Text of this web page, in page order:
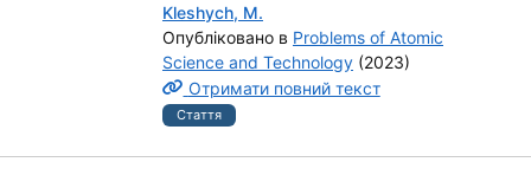
Kleshych, M.
Опубліковано в Problems of Atomic
Science and Technology (2023)
Отримати повний текст
Стаття